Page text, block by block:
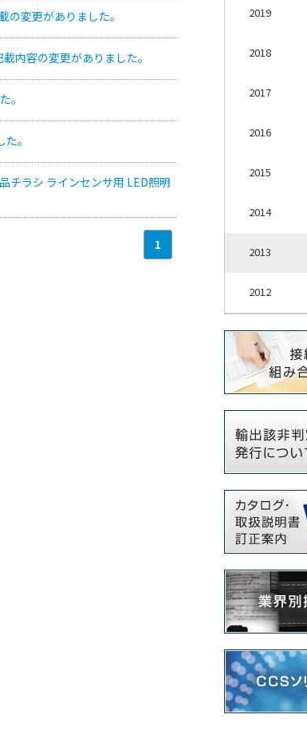
変更がありました。
内容の変更がありました。
。
。
チラシ ラインセンサ用 LED照明
1
2019
2018
2017
2016
2015
2014
2013
2012